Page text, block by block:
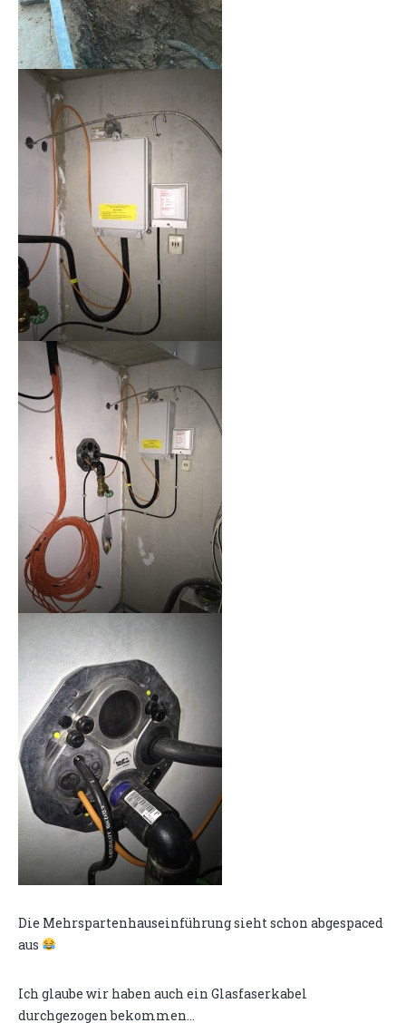
Die Mehrspartenhauseinführung sieht schon abgespaced
aus
Ich glaube wir haben auch ein Glasfaserkabel
durchgezogen bekommen...